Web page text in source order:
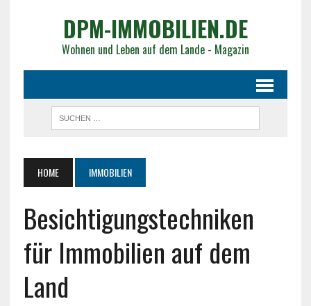
DPM-IMMOBILIEN.DE
Wohnen und Leben auf dem Lande - Magazin
HOME IMMOBILIEN
Besichtigungstechniken
für Immobilien auf dem
Land